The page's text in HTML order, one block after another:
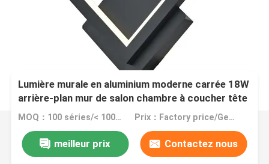
Lumière murale en aluminium moderne carrée 18W
arrière-plan mur de salon chambre à coucher tête
d'écran art murale
MOQ：100 séries/< 100 séries Prix：Factory price/Genuine retail price
meilleur prix Contactez nous